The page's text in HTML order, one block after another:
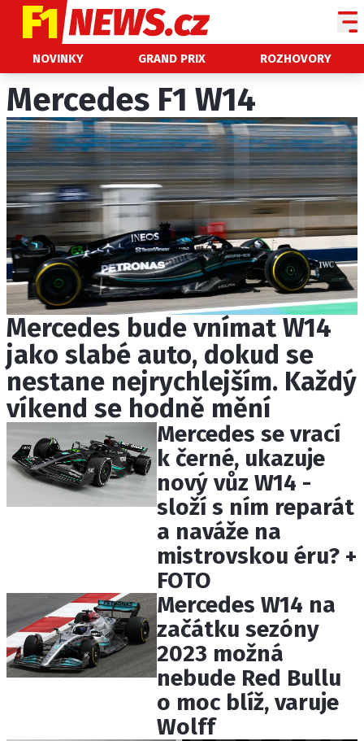
NOVINKY GRAND PRIX ROZHOVORY
NOVINKY
GRAND PRIX
PADDOCK LINE
TECHNIKA
HISTORIE GP
PROFILY JEZDCŮ
PROFILY TÝMŮ
ROZHOVORY
OSTATNÍ
SLEDUJTE NÁS NA|
ETICKÝ KODEX
KONTAKT
VYDAVATEL
INZERCE
OSOBNÍ ÚDAJE / COOKIES
Provozovatelem serveru F1NEWS.cz je
INCORP MEDIA GROUP s.r.o., IČ: 118 23 054
Mercedes F1 W14
Mercedes bude vnímat W14
jako slabé auto, dokud se
nestane nejrychlejším. Každý
víkend se hodně mění
Mercedes se vrací
k černé, ukazuje
nový vůz W14 -
složí s ním reparát
a naváže na
mistrovskou éru? +
FOTO
Mercedes W14 na
začátku sezóny
2023 možná
nebude Red Bullu
o moc blíž, varuje
Wolff